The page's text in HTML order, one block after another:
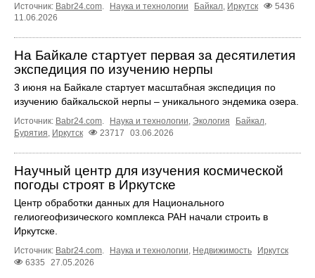
Источник: Babr24.com Наука и технологии Байкал Иркутск
5436
11.06.2026
На Байкале стартует первая за десятилетия
экспедиция по изучению нерпы
3 июня на Байкале стартует масштабная экспедиция по
изучению байкальской нерпы – уникального эндемика озера.
Источник: Babr24.com Наука и технологии Экология Байкал
Бурятия Иркутск 23717 03.06.2026
Научный центр для изучения космической
погоды строят в Иркутске
Центр обработки данных для Национального
гелиогеофизического комплекса РАН начали строить в
Иркутске.
Источник: Babr24.com Наука и технологии Недвижимость
Иркутск
6335
27.05.2026